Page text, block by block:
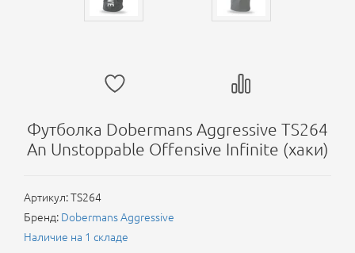
Футболка Dobermans Aggressive TS264
An Unstoppable Offensive Infinite (хаки)
Артикул:TS264
Бренд: Dobermans Aggressive
Наличие на 1 складе